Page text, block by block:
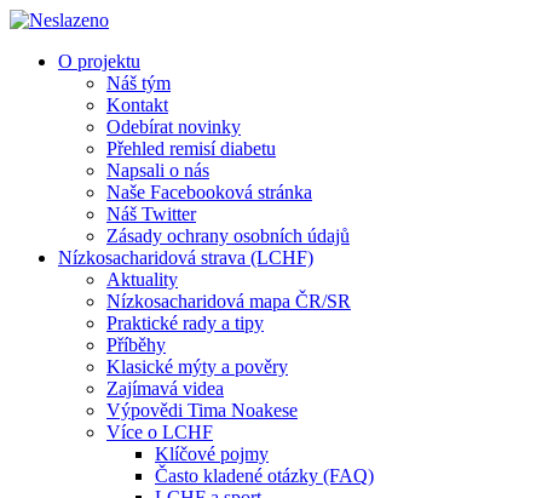
O projektu
Náš tým
Kontakt
Odebírat novinky
Přehled remisí diabetu
Napsali o nás
Naše Facebooková stránka
Náš Twitter
Zásady ochrany osobních údajů
Nízkosacharidová strava (LCHF)
Aktuality
Nízkosacharidová mapa ČR/SR
Praktické rady a tipy
Příběhy
Klasické mýty a pověry
Zajímavá videa
Výpovědi Tima Noakese
Více o LCHF
Klíčové pojmy
Často kladené otázky (FAQ)